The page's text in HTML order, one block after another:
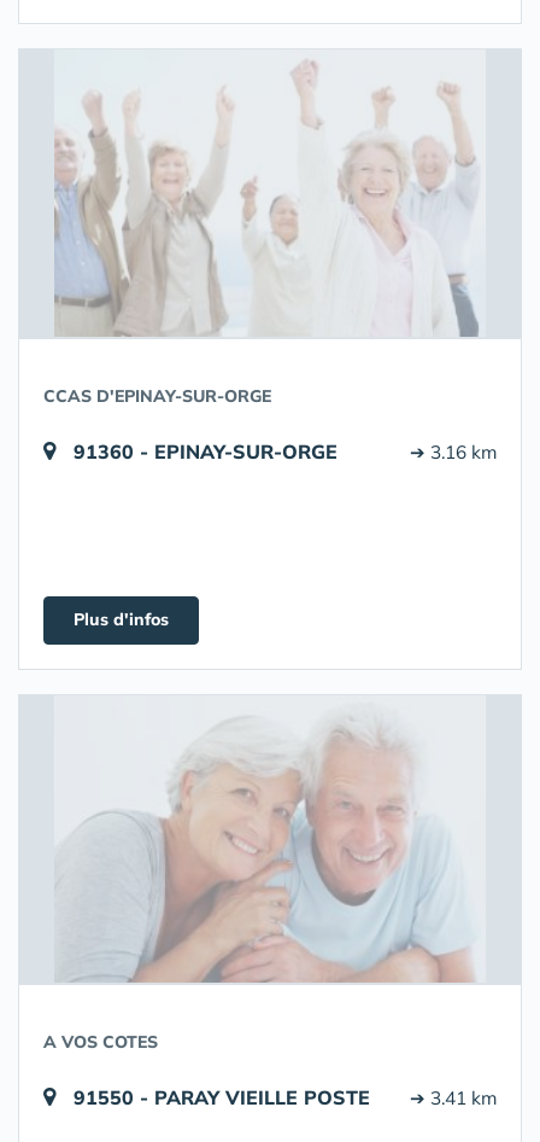
CCAS D'EPINAY-SUR-ORGE
91360 - EPINAY-SUR-ORGE ➔ 3.16 km
Plus d'infos
A VOS COTES
91550 - PARAY VIEILLE POSTE ➔ 3.41 km